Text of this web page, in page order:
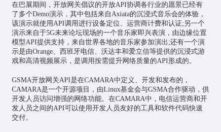
在巴展期间，开放网关倡议的开放API协调各行业的愿景已经有
了多个Demo演示，其中包括来自Axiata的沉浸式音乐会的体验，
该演示就使用API调用进行设备定位、运营商计费和认证;另一个
演示来自于5G未来论坛现场的一个音乐家即兴表演，由边缘位置
模型API提供支持，来自世界各地的音乐家参加演出;还有一个演
示是由Orange、西班牙电信、沃达丰和爱立信等提供的沉浸式游
戏和高清视频展示，是调用按需提升网络质量的API形成的。
GSMA开放网关API是在CAMARA中定义、开发和发布的，
CAMARA是一个开源项目，由Linux基金会与GSMA合作驱动，供
开发人员访问增强的网络功能。在CAMARA中，电信运营商和开
发人员之间的API可以使用开发人员友好的工具和软件代码快速
交付。